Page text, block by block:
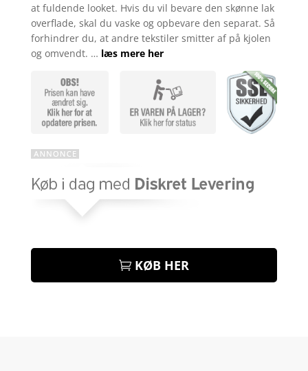
at fuldende looket. Hvis du vil bevare den skønne lak
overflade, skal du vaske og opbevare den separat. Så
forhindrer du, at andre tekstiler smitter af på kjolen
og omvendt. … læs mere her
KØB HER